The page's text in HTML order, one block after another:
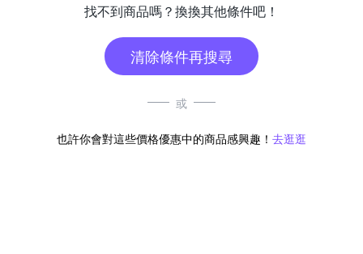
找不到商品嗎？換換其他條件吧！
清除條件再搜尋
或
也許你會對這些價格優惠中的商品感興趣！ 去逛逛